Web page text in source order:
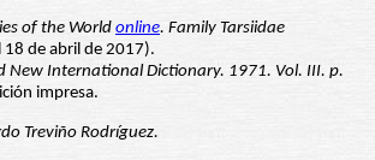
of the World online. Family Tarsiidae
18 de abril de 2017).
New International Dictionary. 1971. Vol. III. p.
impresa.
Treviño Rodríguez.